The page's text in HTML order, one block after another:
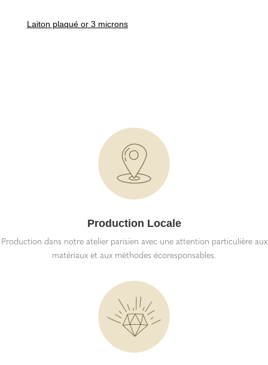
Laiton plaqué or 3 microns
Production Locale
Production dans notre atelier parisien avec une attention particulière aux
matériaux et aux méthodes écoresponsables.